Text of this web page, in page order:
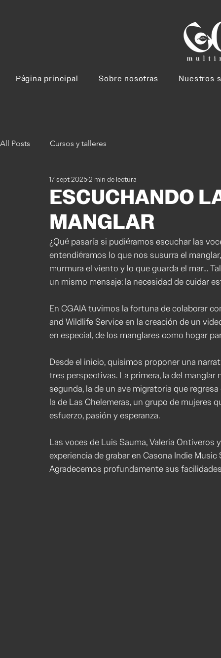
Página principal Sobre nosotras Nuestros
All Posts Cursos y talleres
ESCUCHANDO
MANGLAR
17 sept 20252 min de lectura
¿Qué pasaría si pudiéramos escuchar las
entendiéramos lo que nos susurra el
murmura el viento y lo que guarda el mar…
un mismo mensaje: la necesidad de cuidar
En CGAIA tuvimos la fortuna de colaborar
and Wildlife Service en la creación de un
en especial, de los manglares como hogar
Desde el inicio, quisimos proponer una
tres perspectivas. La primera, la del
segunda, la de un ave migratoria que
la de Las Chelemeras, un grupo de mujeres
esfuerzo, pasión y esperanza.
Las voces de Luis Sauma, Valeria Ontiveros
experiencia de grabar en Casona Indie
Agradecemos profundamente sus